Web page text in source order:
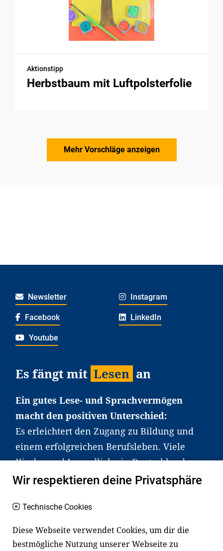
Aktionstipp
Herbstbaum mit Luftpolsterfolie
Mehr Vorschläge anzeigen
Newsletter Instagram
Facebook LinkedIn
Youtube
Es fängt mit Lesen an
Ein gutes Lese- und Sprachvermögen
macht den positiven Unterschied:
Es erleichtert den Zugang zu Bildung und
einem erfolgreichen Berufsleben. Viele
Kinder und Jugendliche in Deutschland
haben aber große Schwierigkeiten dabei.
an Familien sowie an Erzieher*innen,
Fachexpert*innen. Dafür arbeiten wir eng
Wir respektieren deine Privatsphäre
Technische Cookies
Diese Webseite verwendet Cookies, um dir die
bestmögliche Nutzung unserer Webseite zu